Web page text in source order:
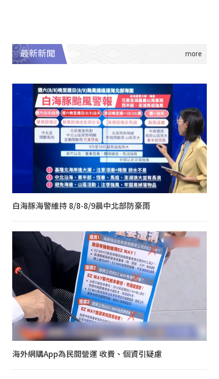
最新新聞
白海豚海警維持 8/8-8/9晨中北部防豪雨
海外網購App為民間營運 收費、個資引疑慮